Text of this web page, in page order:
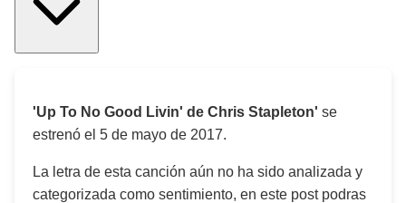
'Up To No Good Livin' de Chris Stapleton' se
estrenó el 5 de mayo de 2017.
La letra de esta canción aún no ha sido analizada y
categorizada como sentimiento, en este post podras